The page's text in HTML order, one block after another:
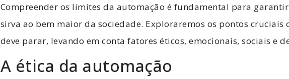
Compreender os limites da automação é fundamental para
sirva ao bem maior da sociedade. Exploraremos os pontos cruciais
deve parar, levando em conta fatores éticos, emocionais, sociais e
A ética da automação